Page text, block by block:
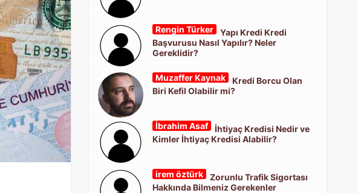
Rengin Türker
Yapı Kredi Kredi
Başvurusu Nasıl Yapılır? Neler
Gereklidir?
Muzaffer Kaynak
Kredi Borcu Olan
Biri Kefil Olabilir mi?
İbrahim Asaf
İhtiyaç Kredisi Nedir ve
Kimler İhtiyaç Kredisi Alabilir?
irem öztürk
Zorunlu Trafik Sigortası
Hakkında Bilmeniz Gerekenler